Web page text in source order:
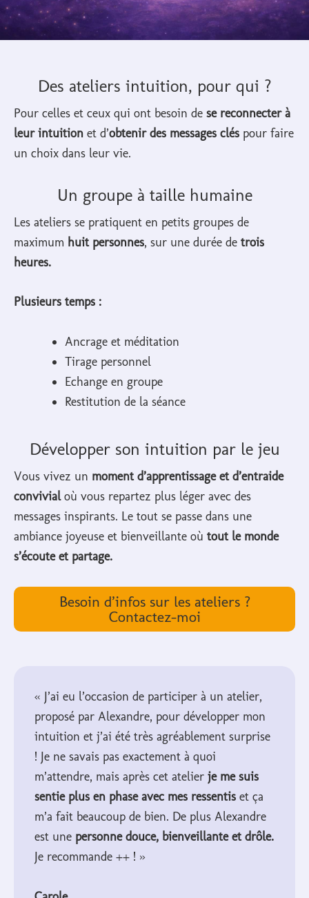
« J’ai eu l’occasion de participer à un atelier,
proposé par Alexandre, pour développer mon
intuition et j’ai été très agréablement surprise
! Je ne savais pas exactement à quoi
m’attendre, mais après cet atelier je me suis
sentie plus en phase avec mes ressentis et ça
m’a fait beaucoup de bien. De plus Alexandre
est une personne douce, bienveillante et drôle.
Je recommande ++ ! »
Des ateliers intuition, pour qui ?
Pour celles et ceux qui ont besoin de se reconnecter à
leur intuition et d’obtenir des messages clés pour faire
un choix dans leur vie.
Un groupe à taille humaine
Les ateliers se pratiquent en petits groupes de
maximum huit personnes, sur une durée de trois
heures.
Plusieurs temps :
Ancrage et méditation
Tirage personnel
Echange en groupe
Restitution de la séance
Développer son intuition par le jeu
Vous vivez un moment d’apprentissage et d’entraide
convivialoù vous repartez plus léger avec des
messages inspirants. Le tout se passe dans une
ambiance joyeuse et bienveillante où tout le monde
s’écoute et partage.
Besoin d’infos sur les ateliers ?
Contactez-moi